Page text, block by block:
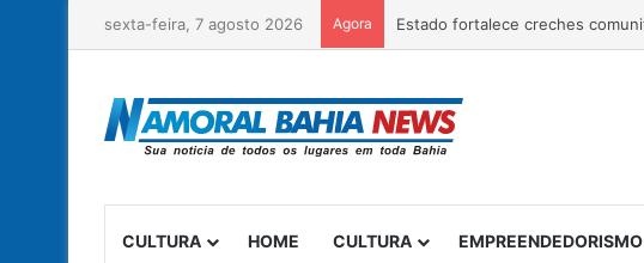
sexta-feira, 7 agosto 2026 Agora
CULTURA HOME CULTURA EMPREENDEDORISMO